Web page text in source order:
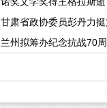
甘肃省政协委员彭丹力
兰州拟筹办纪念抗战70